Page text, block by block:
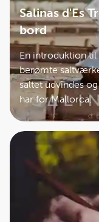
Salinas d'Es
bord
En introduktion
berømte
saltet udvindes
har for Mallorca.